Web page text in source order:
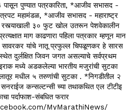
पुण्यात पत्रकारिता, *आजीव सभासद -
महामंडळ, *आजीव सभासद - महाराष्ट्र
रस्त्याखाली ३० फुट खोल उतरून पेशवेकालीन
माग काढणारा पहिला पत्रकार म्हणून मान
सावरकर यांचे नातू प्रफुल्ल चिपळूणकर हे सारस
दुर्लक्षित जिवन जगत असल्याचे सर्वप्रथम
मध्ये अडकलेल्या भारतीय मजुरांची सुटका
लातूर मधील ५ तरुणांची सुटका . *निगडीतील २
सनराईज कन्सल्टन्सी च्या तथाकथित एल टीटीइ
पर्दाफाश-संबधित फरार
MyMarathiNews/